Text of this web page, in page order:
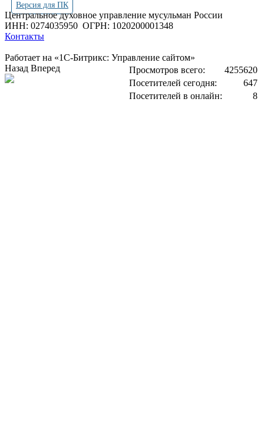
Версия для ПК
Центральное духовное управление мусульман России
ИНН: 0274035950 ОГРН: 1020200001348
Контакты
Работает на «1С-Битрикс: Управление сайтом»
Просмотров всего:
4255620
Посетителей сегодня:
647
Посетителей в онлайн:
8
Назад Вперед